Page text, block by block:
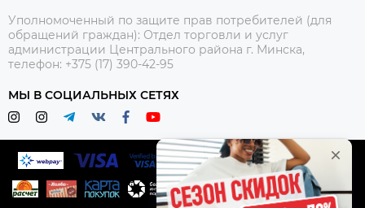
Уполномоченный по защите прав потребителей (для
обращений граждан): Отдел торговли и услуг
администрации Центрального района г. Минска,
телефон: +375 (17) 390-42-95
МЫ В СОЦИАЛЬНЫХ СЕТЯХ